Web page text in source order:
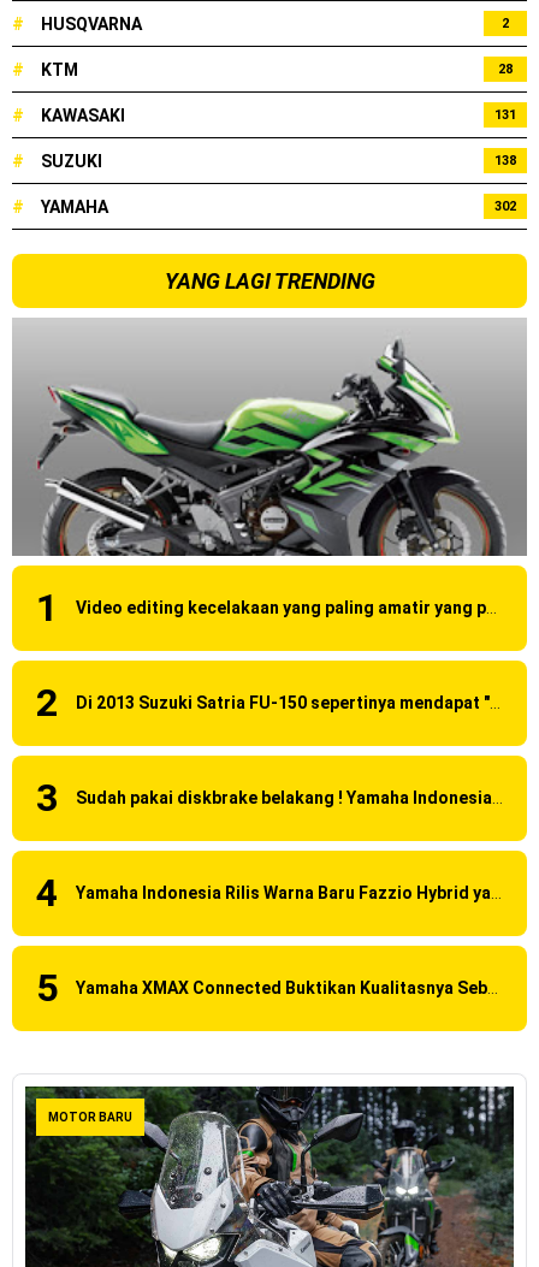
Dukung MotoGP Mandalika 2024, AHM serahkan 10 unit
motor listrik EM1 e
Yamaha Indonesia resmi luncurkan Nmax 155 Turbo
Sudah pakai winglet Karbon, Yamaha resmi merilis YZF-R1
Begini penampakan livery Kawasaki Ninja ZX-25RR KRT
Berkenalan dengan KTM 990 RC R, jagoan baru dari KTM !
Yamaha Rilis New R15M versi 2024, makin sangar !
Penampakan tim Red Bull KTM Factory Racing musim 2024 !
MotoGP : Francesco Bagnaia Juara Dunia MotoGP musim
Honda Rilis CBR1000RR-R 2023 Anniversary Edition !
perdana di tim LCR Honda !
# HUSQVARNA 2
# KTM 28
# KAWASAKI 131
# SUZUKI 138
# YAMAHA 302
YANG LAGI TRENDING
MOTOR BARU